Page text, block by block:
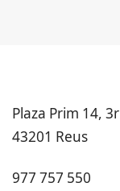
Plaza Prim 14, 3r
43201 Reus
977 757 550